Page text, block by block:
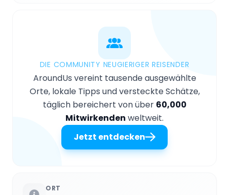
DIE COMMUNITY NEUGIERIGER REISENDER
AroundUs vereint tausende ausgewählte
Orte, lokale Tipps und versteckte Schätze,
täglich bereichert von über 60,000
Mitwirkenden weltweit.
Jetzt entdecken
ORT